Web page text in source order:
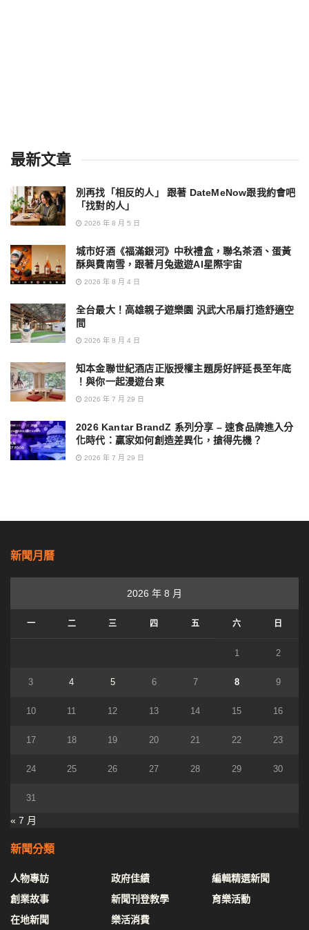
最新文章
別再找「相反的人」 跟著 DateMeNow跟我約會吧
「找對的人」
2026 年 8 月 5 日
城市好酒《福滿銀河》中秋禮盒，聯名茶酒、蛋黃
酥與費南雪，跟著月兔遨遊AI星際宇宙
2026 年 8 月 4 日
全台最大！高雄親子遊樂園 汎武大吊扇打造舒適空
間
2026 年 8 月 4 日
知本金聯世紀酒店正版授權主題房好評延長至年底
！與你一起漫遊台東
2026 年 7 月 29 日
2026 Kantar BrandZ 系列分享 – 速食品牌進入分
化時代：贏家如何創造差異化，搶得先機？
2026 年 7 月 29 日
新聞月曆
2026 年 8 月
一 二 三 四 五 六 日
1 2
3 4 5 6 7 8 9
10 11 12 13 14 15 16
17 18 19 20 21 22 23
24 25 26 27 28 29 30
31
« 7 月
新聞分類
人物專訪
創業故事
在地新聞
政府佳績
新聞刊登教學
樂活消費
編輯精選新聞
育樂活動